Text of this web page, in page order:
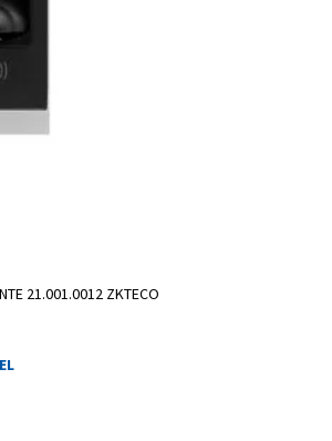
21.001.0012 ZKTECO